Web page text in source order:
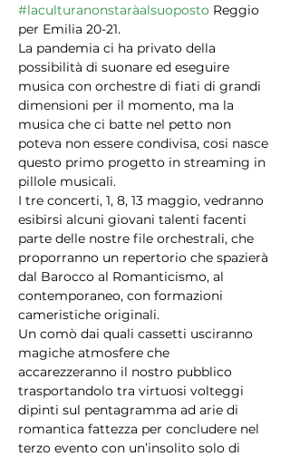
#laculturanonstaràalsuoposto Reggio
per Emilia 20-21.
La pandemia ci ha privato della
possibilità di suonare ed eseguire
musica con orchestre di fiati di grandi
dimensioni per il momento, ma la
musica che ci batte nel petto non
poteva non essere condivisa, cosi nasce
questo primo progetto in streaming in
pillole musicali.
I tre concerti, 1, 8, 13 maggio, vedranno
esibirsi alcuni giovani talenti facenti
parte delle nostre file orchestrali, che
proporranno un repertorio che spazierà
dal Barocco al Romanticismo, al
contemporaneo, con formazioni
cameristiche originali.
Un comò dai quali cassetti usciranno
magiche atmosfere che
accarezzeranno il nostro pubblico
trasportandolo tra virtuosi volteggi
dipinti sul pentagramma ad arie di
romantica fattezza per concludere nel
terzo evento con un’insolito solo di